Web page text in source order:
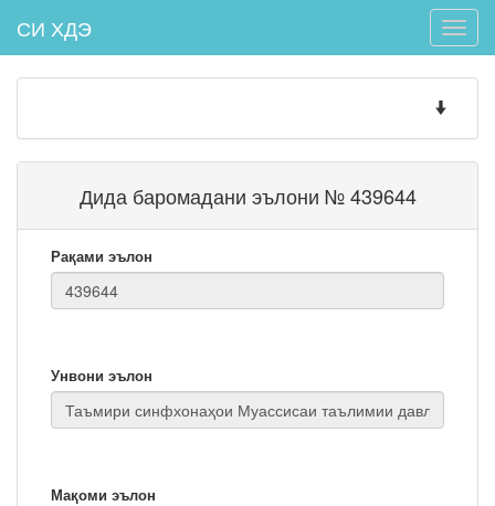
Toggle
СИ ХДЭ
Toggle
Дида баромадани эълони № 439644
Рақами эълон
Унвони эълон
Мақоми эълон